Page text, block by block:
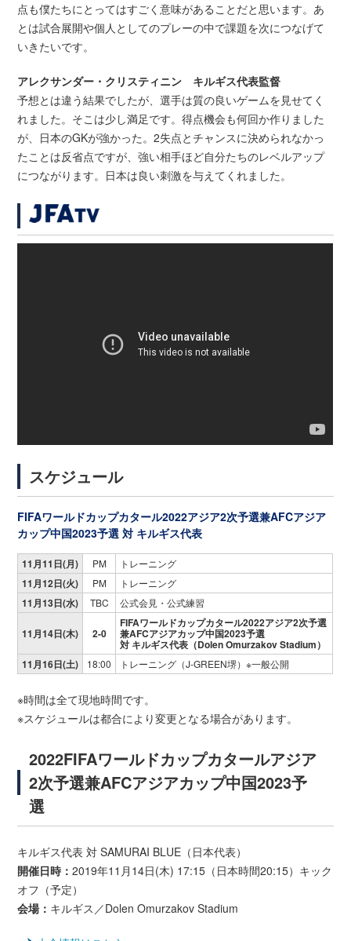
点も僕たちにとってはすごく意味があることだと思います。あ
とは試合展開や個人としてのプレーの中で課題を次につなげて
いきたいです。
アレクサンダー・クリスティニン キルギス代表監督
予想とは違う結果でしたが、選手は質の良いゲームを見せてく
れました。そこは少し満足です。得点機会も何回か作りました
が、日本のGKが強かった。2失点とチャンスに決められなかっ
たことは反省点ですが、強い相手ほど自分たちのレベルアップ
につながります。日本は良い刺激を与えてくれました。
スケジュール
FIFAワールドカップカタール2022アジア2次予選兼AFCアジア
カップ中国2023予選対 キルギス代表
11月11日(月) PM トレーニング
11月12日(火) PM トレーニング
11月13日(水) TBC 公式会見・公式練習
11月14日(木) 2-0
FIFAワールドカップカタール2022アジア2次予選
兼AFCアジアカップ中国2023予選
対 キルギス代表（Dolen Omurzakov Stadium）
11月16日(土)
18:00 トレーニング（J-GREEN堺）※一般公開
※時間は全て現地時間です。
※スケジュールは都合により変更となる場合があります。
2022FIFAワールドカップカタールアジア
2次予選兼AFCアジアカップ中国2023予
選
キルギス代表 対 SAMURAI BLUE（日本代表）
開催日時：2019年11月14日(木) 17:15（日本時間20:15）キック
オフ（予定）
会場： キルギス／Dolen Omurzakov Stadium